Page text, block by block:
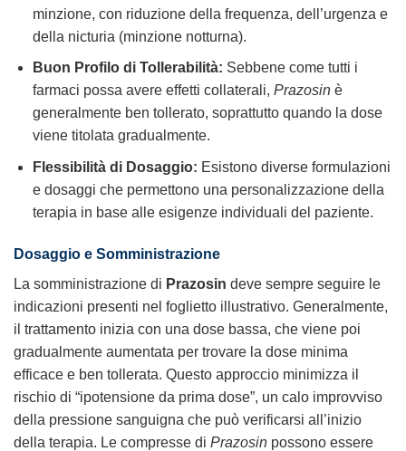
minzione, con riduzione della frequenza, dell’urgenza e
della nicturia (minzione notturna).
Buon Profilo di Tollerabilità: Sebbene come tutti i
farmaci possa avere effetti collaterali, Prazosinè
generalmente ben tollerato, soprattutto quando la dose
viene titolata gradualmente.
Flessibilità di Dosaggio: Esistono diverse formulazioni
e dosaggi che permettono una personalizzazione della
terapia in base alle esigenze individuali del paziente.
Dosaggio e Somministrazione
La somministrazione di Prazosin deve sempre seguire le
indicazioni presenti nel foglietto illustrativo. Generalmente,
il trattamento inizia con una dose bassa, che viene poi
gradualmente aumentata per trovare la dose minima
efficace e ben tollerata. Questo approccio minimizza il
rischio di “ipotensione da prima dose”, un calo improvviso
della pressione sanguigna che può verificarsi all’inizio
della terapia. Le compresse di Prazosin possono essere